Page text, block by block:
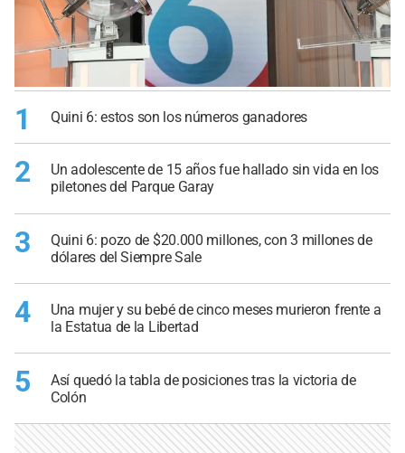
1 Quini 6: estos son los números ganadores
2
Un adolescente de 15 años fue hallado sin vida en los
piletones del Parque Garay
3
Quini 6: pozo de $20.000 millones, con 3 millones de
dólares del Siempre Sale
4
Una mujer y su bebé de cinco meses murieron frente a
la Estatua de la Libertad
5
Así quedó la tabla de posiciones tras la victoria de
Colón